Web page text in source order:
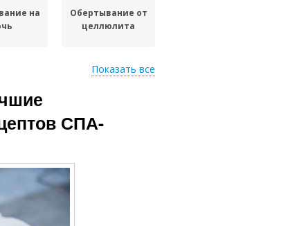
на
Обертывание от
целлюлита
Показать все
СПА-